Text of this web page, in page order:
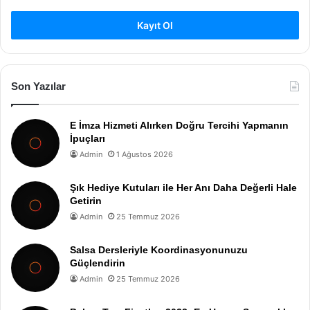
Kayıt Ol
Son Yazılar
E İmza Hizmeti Alırken Doğru Tercihi Yapmanın
İpuçları
Admin 1 Ağustos 2026
Şık Hediye Kutuları ile Her Anı Daha Değerli Hale
Getirin
Admin 25 Temmuz 2026
Salsa Dersleriyle Koordinasyonunuzu
Güçlendirin
Admin 25 Temmuz 2026